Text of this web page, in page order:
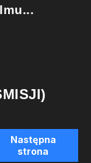
Następna
strona